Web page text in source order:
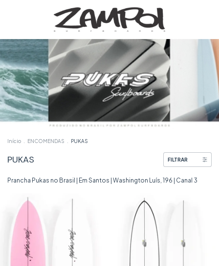
Início ENCOMENDAS PUKAS
PUKAS FILTRAR
Prancha Pukas no Brasil | Em Santos | Washington Luís, 196 | Canal 3